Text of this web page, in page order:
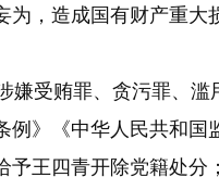
，造成国有财产重大
嫌受贿罪、贪污罪、滥
》《中华人民共和国
王四青开除党籍处分